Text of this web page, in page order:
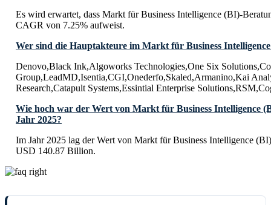
Es wird erwartet, dass Markt für Business Intelligence (BI)-
CAGR von 7.25% aufweist.
Wer sind die Hauptakteure im Markt für Business
Denovo,Black Ink,Algoworks Technologies,One Six
Group,LeadMD,Isentia,CGI,Onederfo,Skaled,Armanino,Kai
Research,Catapult Systems,Essintial Enterprise
Wie hoch war der Wert von Markt für Business Intelligence
Jahr 2025?
Im Jahr 2025 lag der Wert von Markt für Business Intelligence
USD 140.87 Billion.